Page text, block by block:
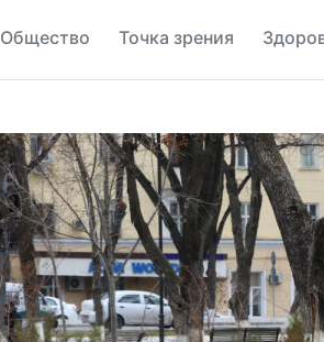
Общество Точка зрения